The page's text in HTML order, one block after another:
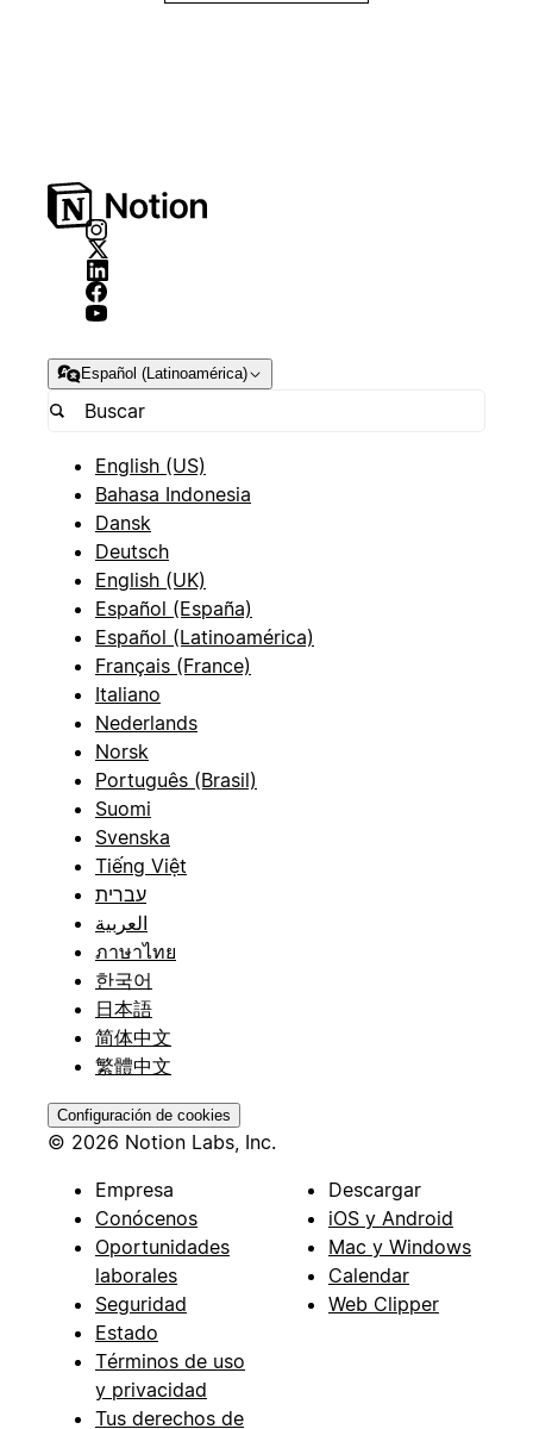
Español (Latinoamérica)
English (US)
Bahasa Indonesia
Dansk
Deutsch
English (UK)
Español (España)
Español (Latinoamérica)
Français (France)
Italiano
Nederlands
Norsk
Português (Brasil)
Suomi
Svenska
Tiếng Việt
עברית
العربية
ภาษาไทย
한국어
日本語
简体中文
繁體中文
Configuración de cookies
© 2026 Notion Labs, Inc.
Empresa
Conócenos
Oportunidades
laborales
Seguridad
Estado
Términos de uso
y privacidad
Tus derechos de
Descargar
iOS y Android
Mac y Windows
Calendar
Web Clipper